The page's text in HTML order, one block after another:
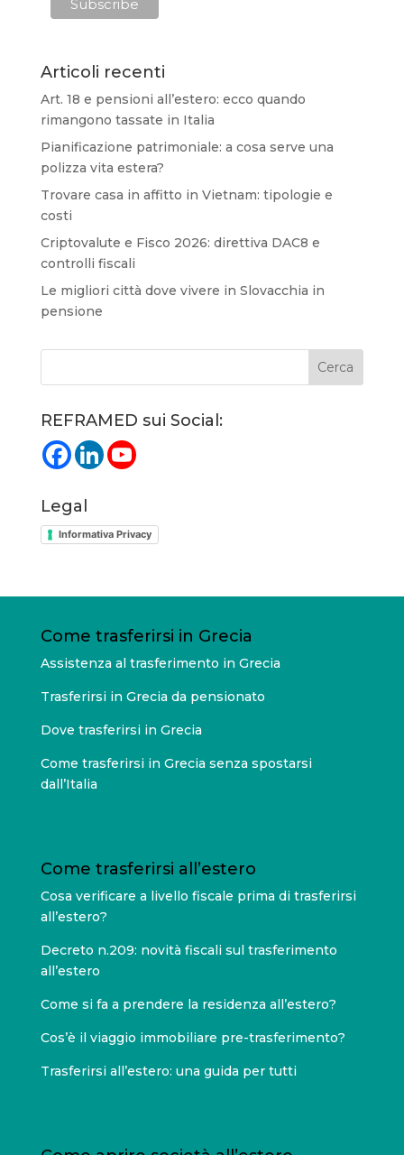
Articoli recenti
Art. 18 e pensioni all’estero: ecco quando
rimangono tassate in Italia
Pianificazione patrimoniale: a cosa serve una
polizza vita estera?
Trovare casa in affitto in Vietnam: tipologie e
costi
Criptovalute e Fisco 2026: direttiva DAC8 e
controlli fiscali
Le migliori città dove vivere in Slovacchia in
pensione
REFRAMED sui Social:
Legal
Informativa Privacy
Come trasferirsi in Grecia
Assistenza al trasferimento in Grecia
Trasferirsi in Grecia da pensionato
Dove trasferirsi in Grecia
Come trasferirsi in Grecia senza spostarsi
dall’Italia
Come trasferirsi all’estero
Cosa verificare a livello fiscale prima di trasferirsi
all’estero?
Decreto n.209: novità fiscali sul trasferimento
all’estero
Come si fa a prendere la residenza all’estero?
Cos’è il viaggio immobiliare pre-trasferimento?
Trasferirsi all’estero: una guida per tutti